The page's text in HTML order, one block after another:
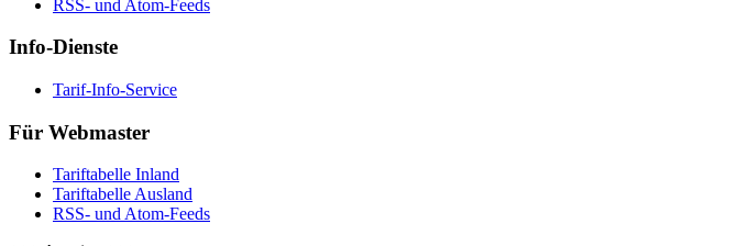
RSS- und Atom-Feeds
Info-Dienste
Tarif-Info-Service
Für Webmaster
Tariftabelle Inland
Tariftabelle Ausland
RSS- und Atom-Feeds